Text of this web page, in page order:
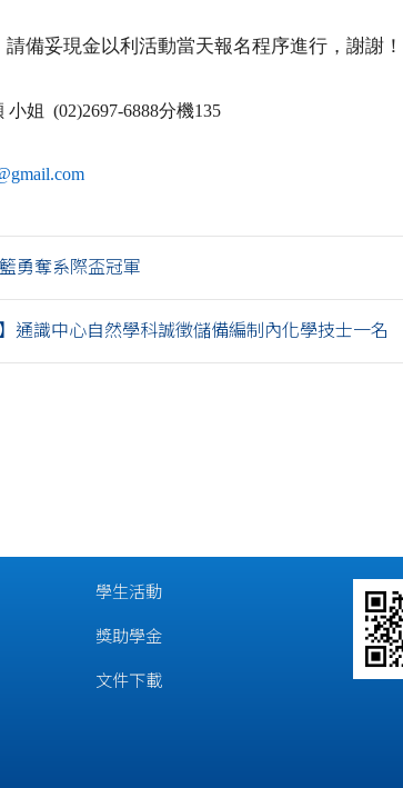
備妥現金以利活動當天報名程序進行，謝謝！
小姐 (02)2697-6888分機135
勇奪系際盃冠軍
通識中心自然學科誠徵儲備編制內化學技士一名
學生活動
獎助學金
文件下載